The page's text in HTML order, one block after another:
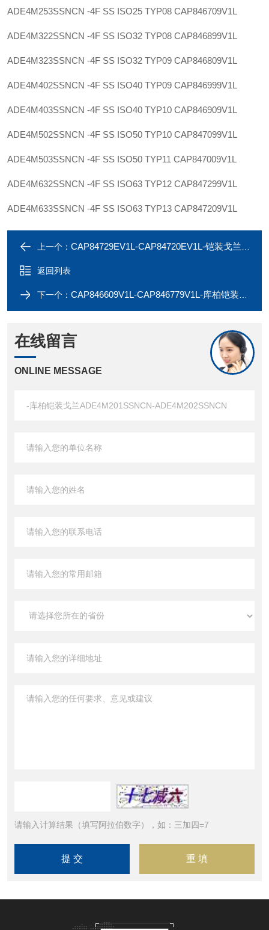
ADE4M253SSNCN -4F SS ISO25 TYP08 CAP846709V1L
ADE4M322SSNCN -4F SS ISO32 TYP08 CAP846899V1L
ADE4M323SSNCN -4F SS ISO32 TYP09 CAP846809V1L
ADE4M402SSNCN -4F SS ISO40 TYP09 CAP846999V1L
ADE4M403SSNCN -4F SS ISO40 TYP10 CAP846909V1L
ADE4M502SSNCN -4F SS ISO50 TYP10 CAP847099V1L
ADE4M503SSNCN -4F SS ISO50 TYP11 CAP847009V1L
ADE4M632SSNCN -4F SS ISO63 TYP12 CAP847299V1L
ADE4M633SSNCN -4F SS ISO63 TYP13 CAP847209V1L
上一个： CAP84729EV1L-CAP84720EV1L-铠装戈兰ADE4M632SFNCN-ADE4M633SFNCN
返回列表
下一个： CAP846609V1L-CAP846779V1L-库柏铠装戈兰ADE4M203SSNCN-ADE4M251SSNCN
在线留言
ONLINE MESSAGE
请输入计算结果（填写阿拉伯数字），如：三加四=7